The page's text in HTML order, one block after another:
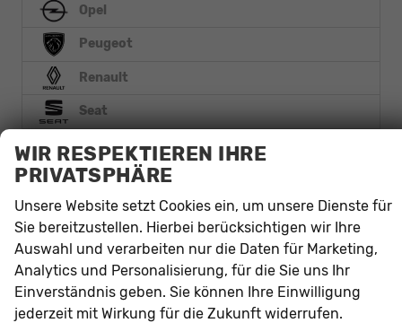
Opel
Peugeot
Renault
Seat
Skoda
Smart
Toyota
Volkswagen
Volvo
WIR RESPEKTIEREN IHRE
PRIVATSPHÄRE
Unsere Website setzt Cookies ein, um unsere Dienste für
Sie bereitzustellen. Hierbei berücksichtigen wir Ihre
Auswahl und verarbeiten nur die Daten für Marketing,
Analytics und Personalisierung, für die Sie uns Ihr
Einverständnis geben. Sie können Ihre Einwilligung
jederzeit mit Wirkung für die Zukunft widerrufen.